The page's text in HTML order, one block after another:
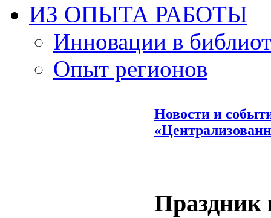
ИЗ ОПЫТА РАБОТЫ
Инновации в
Опыт регионов
Новости и
Праздник